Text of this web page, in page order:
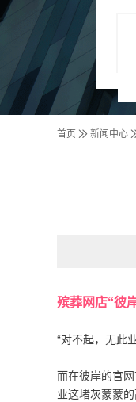
首页 新闻中心
殡葬网店“彼
“对不起，无此
而在彼岸的官
业这堵灰蒙蒙